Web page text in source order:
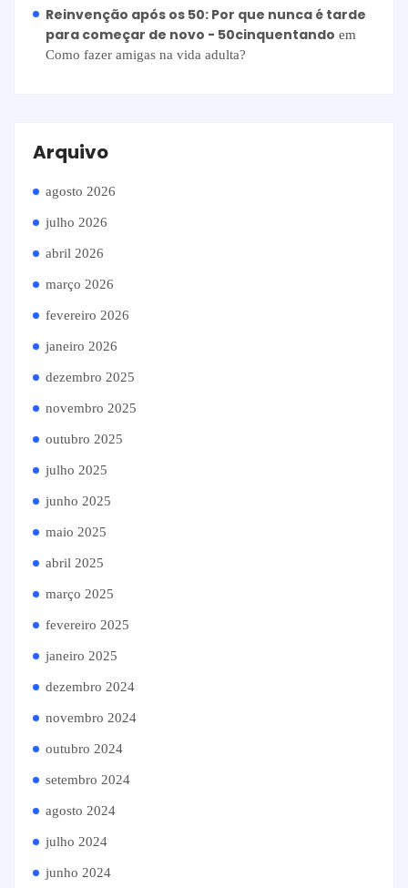
Reinvenção após os 50: Por que nunca é tarde
para começar de novo - 50cinquentando em
Como fazer amigas na vida adulta?
Arquivo
agosto 2026
julho 2026
abril 2026
março 2026
fevereiro 2026
janeiro 2026
dezembro 2025
novembro 2025
outubro 2025
julho 2025
junho 2025
maio 2025
abril 2025
março 2025
fevereiro 2025
janeiro 2025
dezembro 2024
novembro 2024
outubro 2024
setembro 2024
agosto 2024
julho 2024
junho 2024